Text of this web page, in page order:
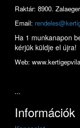
Raktár: 8900.
Email:
Ha 1 munkanapon
kérjük küldje el újra!
Web:
...
Információk